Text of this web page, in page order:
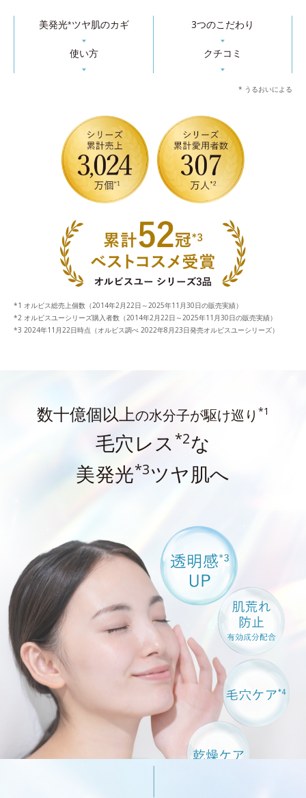
美発光*ツヤ肌のカギ
▼
3つのこだわり
▼
使い方
▼
クチコミ
▼
* うるおいによる
オルビス総売上個数（2014年2月22日～2025年11月30日の販売実績）
オルビスユーシリーズ購入者数（2014年2月22日～2025年11月30日の販売実績）
2024年11月22日時点（オルビス調べ 2022年8月23日発売オルビスユーシリーズ）
数十億個以上の水分子が駆け巡り *1
毛穴レス *2な
美発光*3ツヤ肌へ